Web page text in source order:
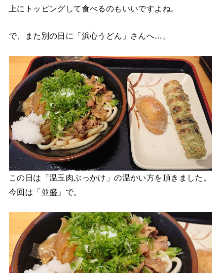
上にトッピングして食べるのもいいですよね。
で、また別の日に「浜心うどん」さんへ…。
この日は「温玉肉ぶっかけ」の温かい方を頂きました。
今回は「並盛」で。